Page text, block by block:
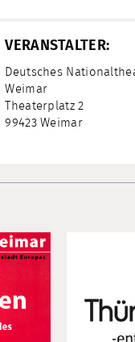
VERANSTALTER:
Deutsches
Weimar
Theaterplatz 2
99423 Weimar